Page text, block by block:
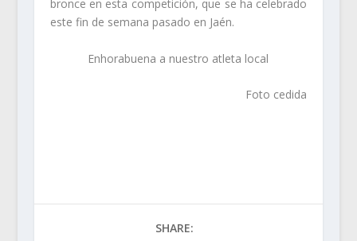
bronce en esta competición, que se ha celebrado
este fin de semana pasado en Jaén.
Enhorabuena a nuestro atleta local
Foto cedida
SHARE: